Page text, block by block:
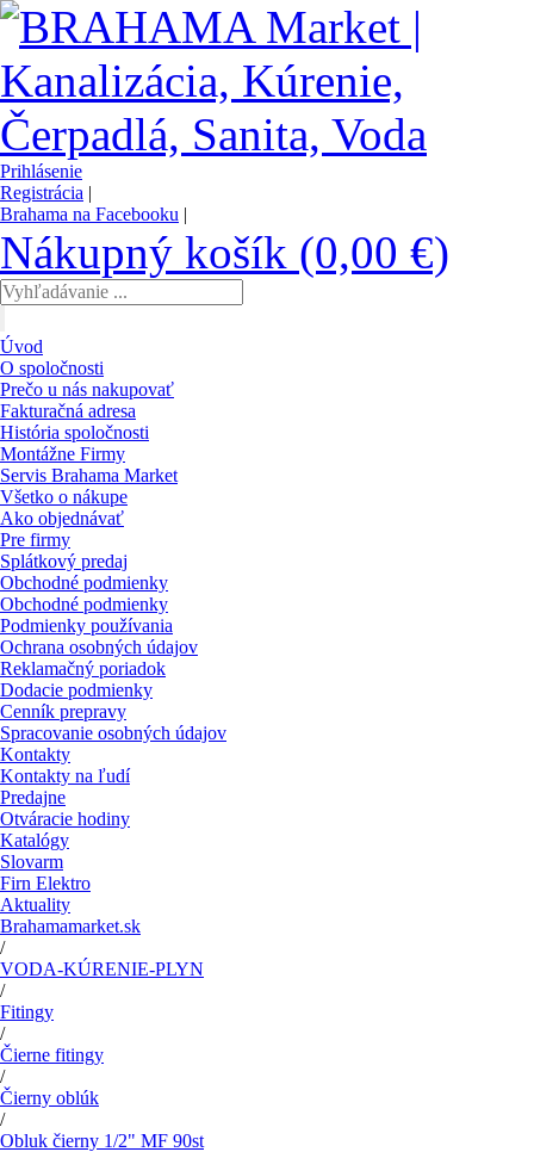
Prihlásenie
Registrácia |
Brahama na Facebooku |
Nákupný košík (0,00 €)
Úvod
O spoločnosti
Prečo u nás nakupovať
Fakturačná adresa
História spoločnosti
Montážne Firmy
Servis Brahama Market
Všetko o nákupe
Ako objednávať
Pre firmy
Splátkový predaj
Obchodné podmienky
Obchodné podmienky
Podmienky používania
Ochrana osobných údajov
Reklamačný poriadok
Dodacie podmienky
Cenník prepravy
Spracovanie osobných údajov
Kontakty
Kontakty na ľudí
Predajne
Otváracie hodiny
Katalógy
Slovarm
Firn Elektro
Aktuality
Brahamamarket.sk
/
VODA-KÚRENIE-PLYN
/
Fitingy
/
Čierne fitingy
/
Čierny oblúk
/
Obluk čierny 1/2" MF 90st